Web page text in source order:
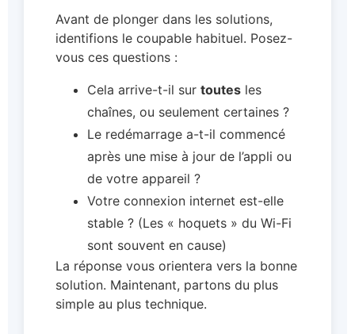
Avant de plonger dans les solutions,
identifions le coupable habituel. Posez-
vous ces questions :
Cela arrive-t-il sur toutes les
chaînes, ou seulement certaines ?
Le redémarrage a-t-il commencé
après une mise à jour de l’appli ou
de votre appareil ?
Votre connexion internet est-elle
stable ? (Les « hoquets » du Wi-Fi
sont souvent en cause)
La réponse vous orientera vers la bonne
solution. Maintenant, partons du plus
simple au plus technique.